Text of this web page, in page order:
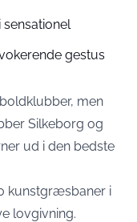
sensationel
gestus
men
Silkeborg og
ud i den bedste
kunstgræsbaner i
lovgivning.